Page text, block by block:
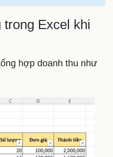
Excel khi
hợp doanh thu như